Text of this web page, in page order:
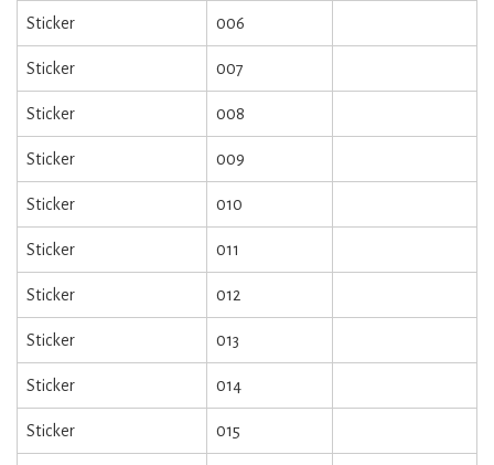
Sticker 006
Sticker 007
Sticker 008
Sticker 009
Sticker 010
Sticker 011
Sticker 012
Sticker 013
Sticker 014
Sticker 015